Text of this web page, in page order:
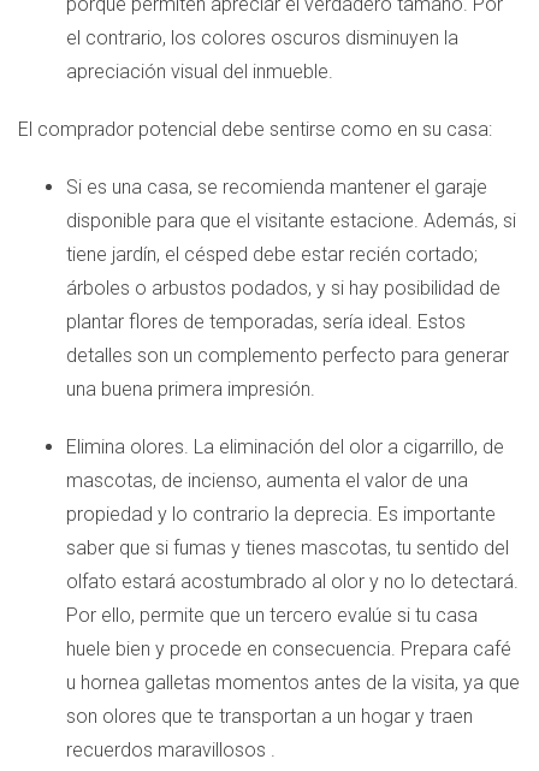
el contrario, los colores oscuros disminuyen la
apreciación visual del inmueble.
El comprador potencial debe sentirse como en su casa:
Si es una casa, se recomienda mantener el garaje
disponible para que el visitante estacione. Además, si
tiene jardín, el césped debe estar recién cortado;
árboles o arbustos podados, y si hay posibilidad de
plantar flores de temporadas, sería ideal. Estos
detalles son un complemento perfecto para generar
una buena primera impresión.
Elimina olores. La eliminación del olor a cigarrillo, de
mascotas, de incienso, aumenta el valor de una
propiedad y lo contrario la deprecia. Es importante
saber que si fumas y tienes mascotas, tu sentido del
olfato estará acostumbrado al olor y no lo detectará.
Por ello, permite que un tercero evalúe si tu casa
huele bien y procede en consecuencia. Prepara café
u hornea galletas momentos antes de la visita, ya que
son olores que te transportan a un hogar y traen
recuerdos maravillosos .